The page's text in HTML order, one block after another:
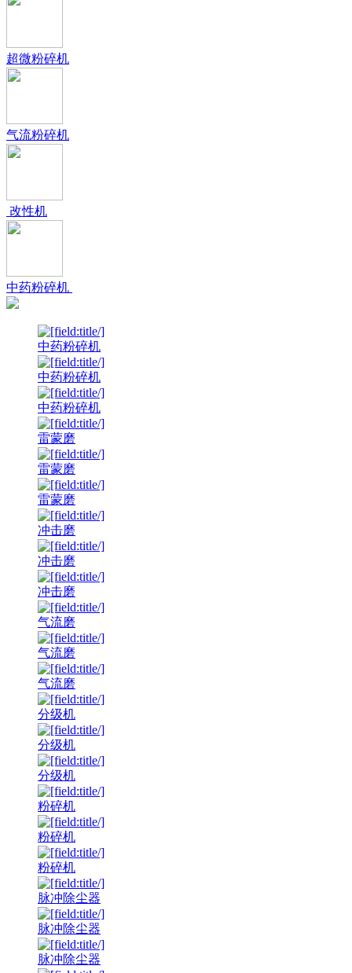
超微粉碎机
气流粉碎机
改性机
中药粉碎机
中药粉碎机
中药粉碎机
中药粉碎机
雷蒙磨
雷蒙磨
雷蒙磨
冲击磨
冲击磨
冲击磨
气流磨
气流磨
气流磨
分级机
分级机
分级机
粉碎机
粉碎机
粉碎机
脉冲除尘器
脉冲除尘器
脉冲除尘器